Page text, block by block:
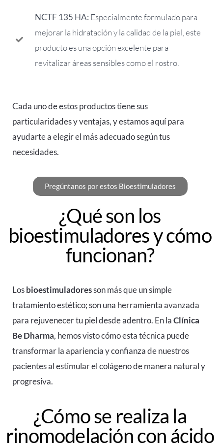
NCTF 135 HA: Especialmente formulado para
mejorar la hidratación y la calidad de la piel, este
producto es una opción excelente para
revitalizar áreas sensibles como el rostro.
Cada uno de estos productos tiene sus
particularidades y ventajas, y estamos aquí para
ayudarte a elegir el más adecuado según tus
necesidades.
Pregúntanos por estos Bioestimuladores
¿Qué son los
bioestimuladores y cómo
funcionan?
Losbioestimuladoresson más que un simple
tratamiento estético; son una herramienta avanzada
para rejuvenecer tu piel desde adentro. En laClínica
Be Dharma, hemos visto cómo esta técnica puede
transformar la apariencia y confianza de nuestros
pacientes al estimular el colágeno de manera natural y
progresiva.
¿Cómo se realiza la
rinomodelación con ácido